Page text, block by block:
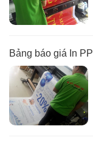
Bảng báo giá In PP